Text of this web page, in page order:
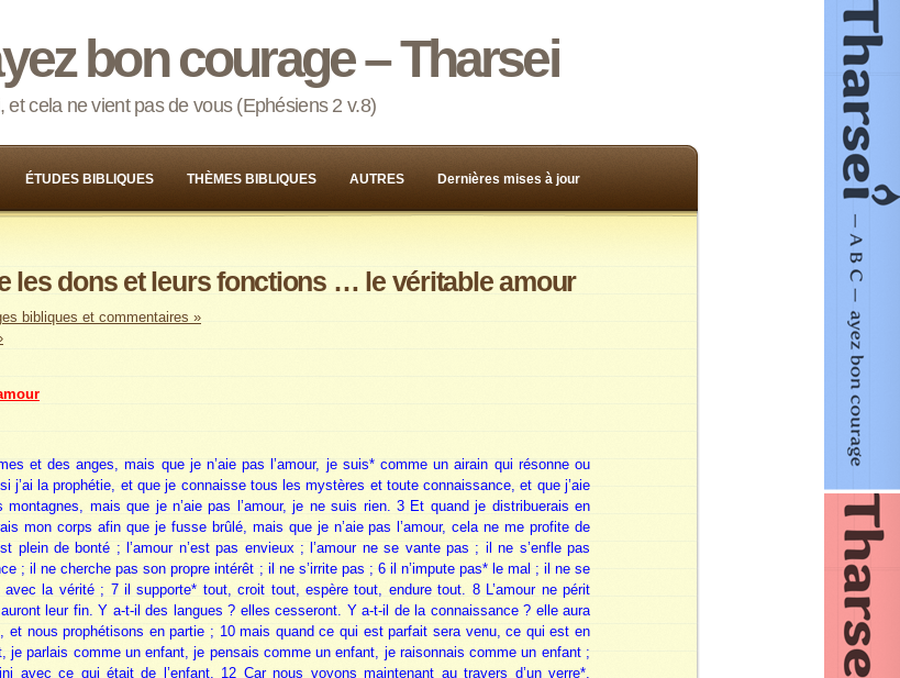
bon courage – Tharsei
cela ne vient pas de vous (Ephésiens 2 v.8)
ÉTUDES BIBLIQUES THÈMES BIBLIQUES AUTRES Dernières mises à jour
les dons et leurs fonctions … le véritable amour
bibliques et commentaires »
et des anges, mais que je n’aie pas l’amour, je suis* comme un airain qui résonne ou
j’ai la prophétie, et que je connaisse tous les mystères et toute connaissance, et que j’aie
mais que je n’aie pas l’amour, je ne suis rien. 3 Et quand je distribuerais en
mon corps afin que je fusse brûlé, mais que je n’aie pas l’amour, cela ne me profite de
plein de bonté ; l’amour n’est pas envieux ; l’amour ne se vante pas ; il ne s’enfle pas
; il ne cherche pas son propre intérêt ; il ne s’irrite pas ; 6 il n’impute pas* le mal ; il ne se
la vérité ; 7 il supporte* tout, croit tout, espère tout, endure tout. 8 L’amour ne périt
leur fin. Y a-t-il des langues ? elles cesseront. Y a-t-il de la connaissance ? elle aura
et nous prophétisons en partie ; 10 mais quand ce qui est parfait sera venu, ce qui est en
je parlais comme un enfant, je pensais comme un enfant, je raisonnais comme un enfant ;
avec ce qui était de l’enfant. 12 Car nous voyons maintenant au travers d’un verre*,